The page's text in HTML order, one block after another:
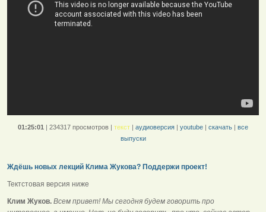
01:25:01 | 234317 просмотров | текст | аудиоверсия | youtube | скачать | все
выпуски
Ждёшь новых лекций Клима Жукова? Поддержи проект!
Тектстовая версия ниже
Клим Жуков. Всем привет! Мы сегодня будем говорить про